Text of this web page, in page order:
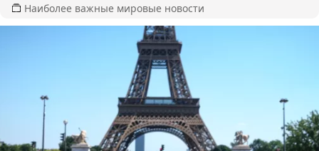
Наиболее важные мировые новости